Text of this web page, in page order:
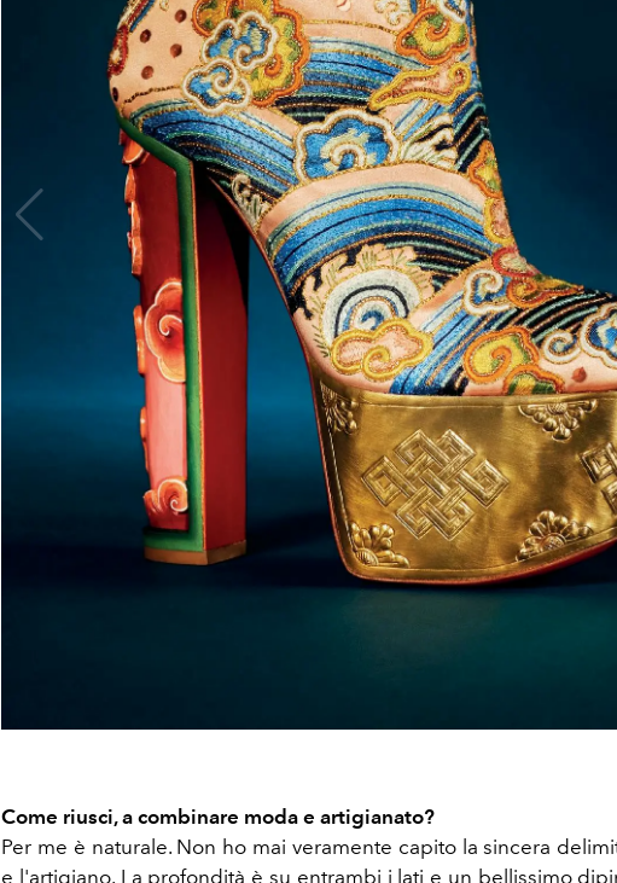
Come riusci, a combinare moda e artigianato?
Per me è naturale. Non ho mai veramente capito la sincera
e l'artigiano. La profondità è su entrambi i lati e un bellissimo